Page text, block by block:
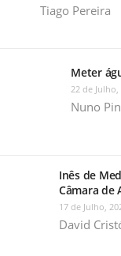
Tiago Pereira
Meter
22 de Julho,
Nuno
Inês de
Câmara de
17 de Julho,
David